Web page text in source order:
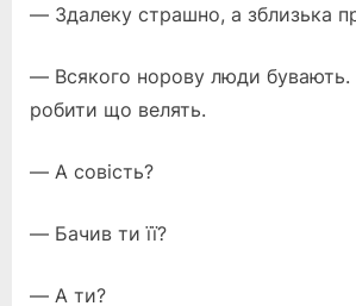
— Здалеку страшно, а зблизька
— Всякого норову люди бувають.
робити що велять.
— А совість?
— Бачив ти її?
— А ти?